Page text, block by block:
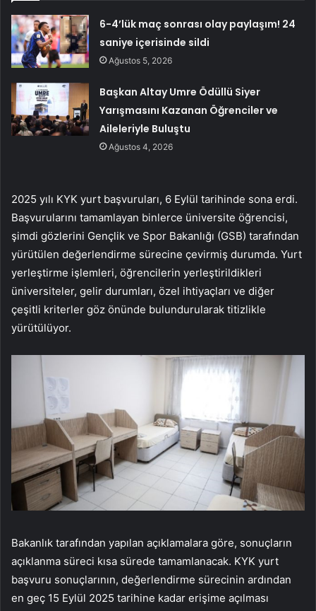
6-4’lük maç sonrası olay paylaşım! 24
saniye içerisinde sildi
Ağustos 5, 2026
Başkan Altay Umre Ödüllü Siyer
Yarışmasını Kazanan Öğrenciler ve
Aileleriyle Buluştu
Ağustos 4, 2026
2025 yılı KYK yurt başvuruları, 6 Eylül tarihinde sona erdi.
Başvurularını tamamlayan binlerce üniversite öğrencisi,
şimdi gözlerini Gençlik ve Spor Bakanlığı (GSB) tarafından
yürütülen değerlendirme sürecine çevirmiş durumda. Yurt
yerleştirme işlemleri, öğrencilerin yerleştirildikleri
üniversiteler, gelir durumları, özel ihtiyaçları ve diğer
çeşitli kriterler göz önünde bulundurularak titizlikle
yürütülüyor.
Bakanlık tarafından yapılan açıklamalara göre, sonuçların
açıklanma süreci kısa sürede tamamlanacak. KYK yurt
başvuru sonuçlarının, değerlendirme sürecinin ardından
en geç 15 Eylül 2025 tarihine kadar erişime açılması